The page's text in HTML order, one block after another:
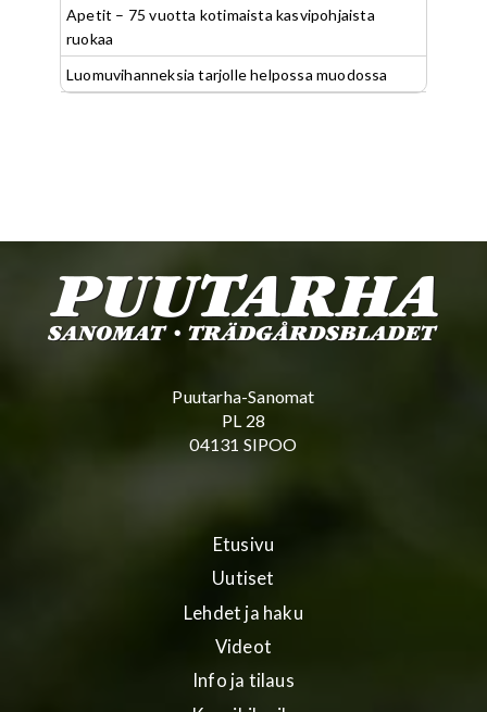
Apetit – 75 vuotta kotimaista kasvipohjaista
ruokaa
Luomuvihanneksia tarjolle helpossa muodossa
Puutarha-Sanomat
PL 28
04131 SIPOO
Etusivu
Uutiset
Lehdet ja haku
Videot
Info ja tilaus